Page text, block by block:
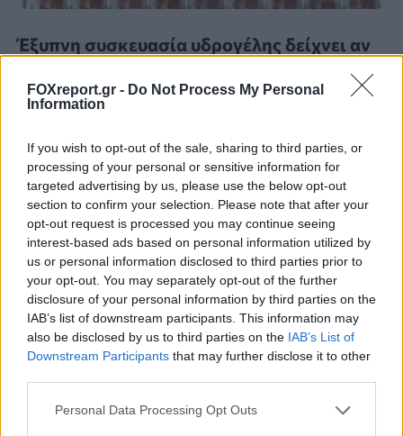
FOXreport.gr - Do Not Process My Personal
Information
If you wish to opt-out of the sale, sharing to third parties, or
processing of your personal or sensitive information for
targeted advertising by us, please use the below opt-out
section to confirm your selection. Please note that after your
opt-out request is processed you may continue seeing
interest-based ads based on personal information utilized by
us or personal information disclosed to third parties prior to
your opt-out. You may separately opt-out of the further
disclosure of your personal information by third parties on the
IAB’s list of downstream participants. This information may
also be disclosed by us to third parties on the IAB’s List of
Downstream Participants that may further disclose it to other
Personal Data Processing Opt Outs
Έξυπνη συσκευασία υδρογέλης δείχνει αν
ΕΠΙΣΤΉΜΗ